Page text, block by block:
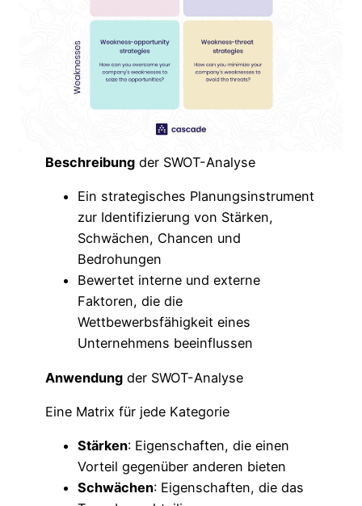
Beschreibung der SWOT-Analyse
Ein strategisches Planungsinstrument
zur Identifizierung von Stärken,
Schwächen, Chancen und
Bedrohungen
Bewertet interne und externe
Faktoren, die die
Wettbewerbsfähigkeit eines
Unternehmens beeinflussen
Anwendung der SWOT-Analyse
Eine Matrix für jede Kategorie
Stärken: Eigenschaften, die einen
Vorteil gegenüber anderen bieten
Schwächen: Eigenschaften, die das